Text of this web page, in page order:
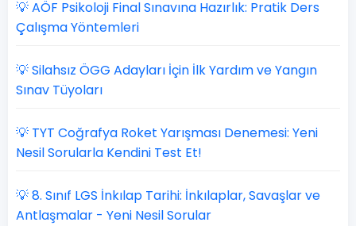
💡 AÖF Psikoloji Final Sınavına Hazırlık: Pratik Ders
Çalışma Yöntemleri
💡 Silahsız ÖGG Adayları İçin İlk Yardım ve Yangın
Sınav Tüyoları
💡 TYT Coğrafya Roket Yarışması Denemesi: Yeni
Nesil Sorularla Kendini Test Et!
💡 8. Sınıf LGS İnkılap Tarihi: İnkılaplar, Savaşlar ve
Antlaşmalar - Yeni Nesil Sorular